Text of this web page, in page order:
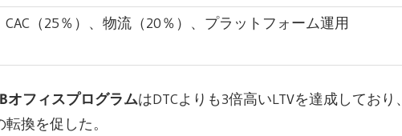
（25％）、物流（20％）、プラットフォーム運用
オフィスプログラムはDTCよりも3倍高いLTVを達成しており、
換を促した。